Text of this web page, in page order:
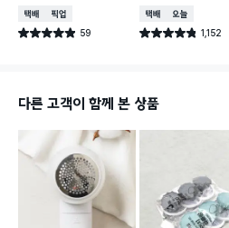
6 X 16 X 15 cm
택배배송매장픽업
별점 4.9점 59
건 작성
택배배송오늘배송
별점 4.8점 1,152
건 작성
다른 고객이 함께 본 상품